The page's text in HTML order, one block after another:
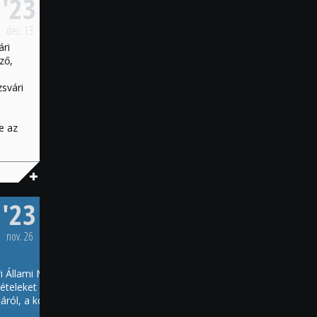
'23
dec. 13
az
'23
nov.26
Magyar Színház társulatának igazán sokoldalú
főz barátainak, kollégáinak és a rászorulóknak.
a konyhaművészet iránti szeretetéről mesél ízesen,